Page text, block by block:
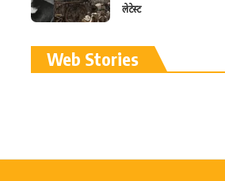
लेटेस्ट
Web Storiesरामलला विग्रह की प्राण
प्रतिष्ठा